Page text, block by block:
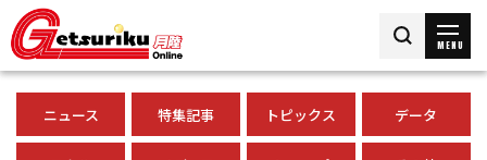
MENU
ニュース 特集記事 トピックス データ